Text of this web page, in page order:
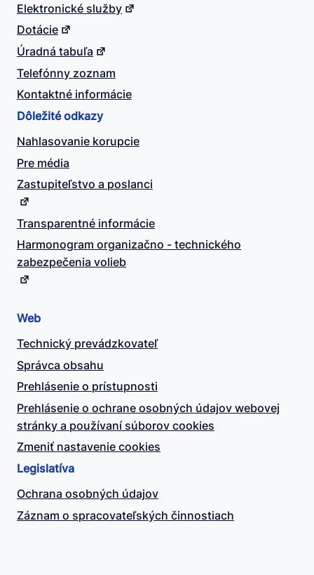
Elektronické služby
Dotácie
Úradná tabuľa
Telefónny zoznam
Kontaktné informácie
Dôležité odkazy
Nahlasovanie korupcie
Pre média
Zastupiteľstvo a poslanci
Transparentné informácie
Harmonogram organizačno - technického
zabezpečenia volieb
Web
Technický prevádzkovateľ
Správca obsahu
Prehlásenie o prístupnosti
Prehlásenie o ochrane osobných údajov webovej
stránky a používaní súborov cookies
Zmeniť nastavenie cookies
Legislatíva
Ochrana osobných údajov
Záznam o spracovateľských činnostiach